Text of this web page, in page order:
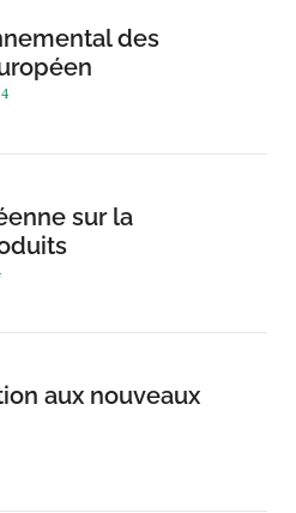
des
sur la
aux nouveaux